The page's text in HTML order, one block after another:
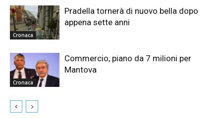
Cronaca
Pradella tornerà di nuovo bella dopo
appena sette anni
Cronaca
Commercio, piano da 7 milioni per
Mantova